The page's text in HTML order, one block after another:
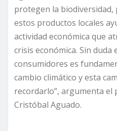
protegen la
estos productos locales
actividad económica que
crisis económica. Sin duda
consumidores es
cambio climático y esta
recordarlo”, argumenta el
Cristóbal Aguado.